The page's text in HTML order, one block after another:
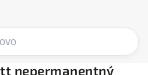
nepermanentný